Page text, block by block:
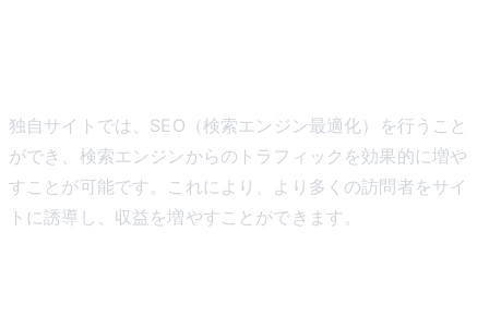
独自サイトでは、SEO（検索エンジン最適化）を行うこと
ができ、検索エンジンからのトラフィックを効果的に増や
すことが可能です。これにより、より多くの訪問者をサイ
トに誘導し、収益を増やすことができます。